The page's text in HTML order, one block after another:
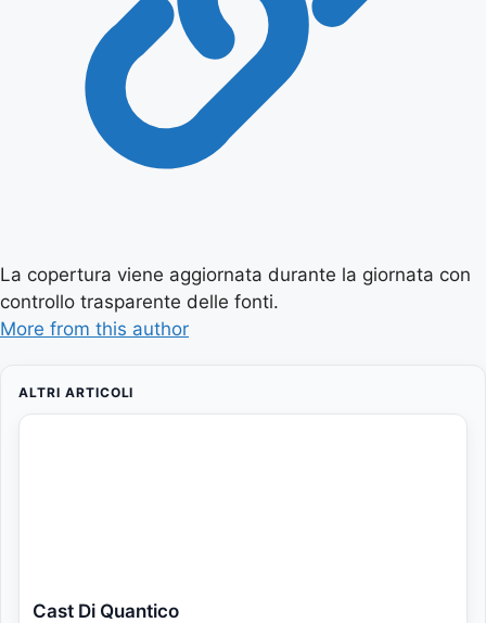
La copertura viene aggiornata durante la giornata con
controllo trasparente delle fonti.
More from this author
ALTRI ARTICOLI
Cast Di Quantico